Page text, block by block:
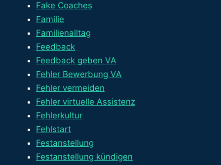
Fake Coaches
Familie
Familienalltag
Feedback
Feedback geben VA
Fehler Bewerbung VA
Fehler vermeiden
Fehler virtuelle Assistenz
Fehlerkultur
Fehlstart
Festanstellung
Festanstellung kündigen